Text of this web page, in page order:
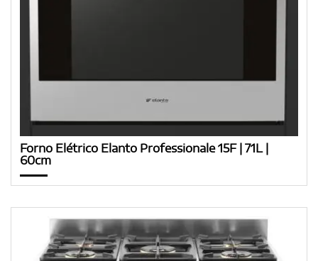
Forno Elétrico Elanto Professionale 15F | 71L |
60cm